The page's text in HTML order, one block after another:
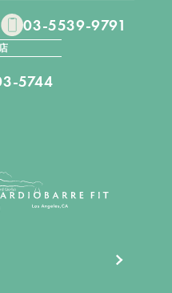
03-5539-9791
5744